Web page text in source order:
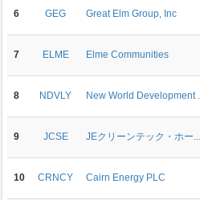
6 GEG Great Elm Group, Inc
7 ELME Elme Communities
8 NDVLY New World Development ...
9 JCSE JEクリーンテック・ホー...
10 CRNCY Cairn Energy PLC